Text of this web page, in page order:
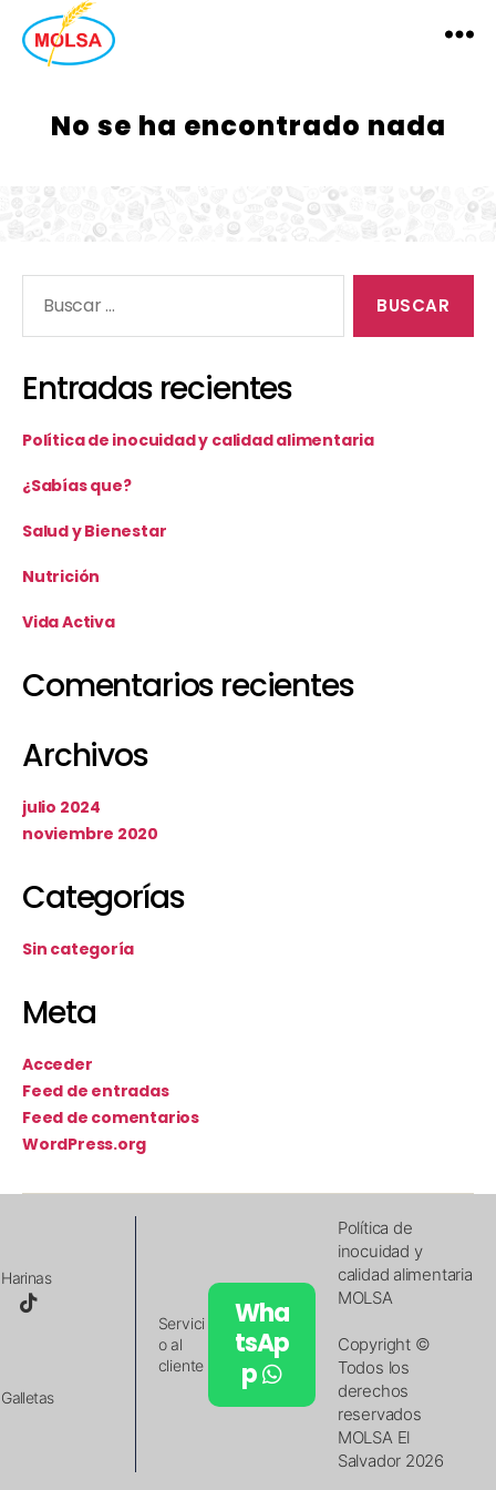
No se ha encontrado nada
Entradas recientes
Política de inocuidad y calidad alimentaria
¿Sabías que?
Salud y Bienestar
Nutrición
Vida Activa
Comentarios recientes
Archivos
julio 2024
noviembre 2020
Categorías
Sin categoría
Meta
Acceder
Feed de entradas
Feed de comentarios
WordPress.org
Servici
o al
cliente
Wha
tsAp
p
Política de
inocuidad y
calidad alimentaria
MOLSA
Copyright ©
Todos los
derechos
reservados
MOLSA El
Salvador 2026